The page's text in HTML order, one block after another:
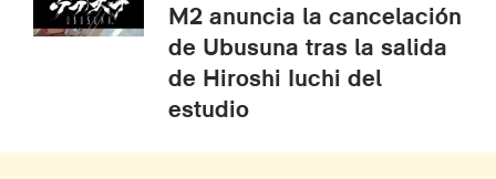
M2 anuncia la cancelación
de Ubusuna tras la salida
de Hiroshi Iuchi del
estudio